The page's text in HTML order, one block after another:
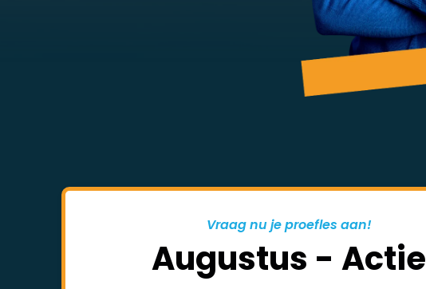
Vraag nu je proefles aan!
Augustus - Actie